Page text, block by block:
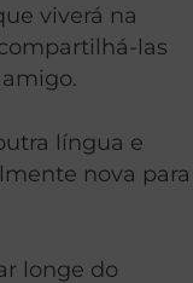
viverá na
las
língua e
nova para
longe do